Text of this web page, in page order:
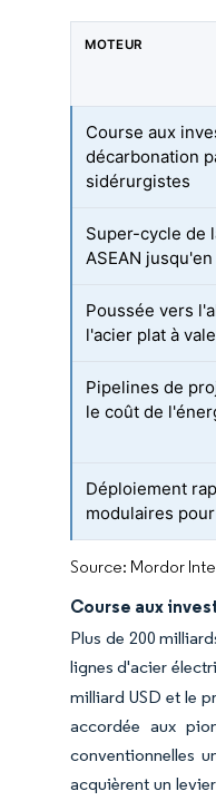
MOTEUR
Course aux
décarbonation
sidérurgistes
Super-cycle de
ASEAN
Poussée vers
l'acier plat à
Pipelines de
le coût de
Déploiement
modulaires
Source: Mordor
Course aux
Plus de 200
lignes d'acier
milliard USD et le
accordée aux
conventionnelles
acquièrent un